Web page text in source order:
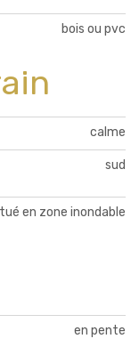
bois ou pvc
calme
sud
en zone inondable
en pente